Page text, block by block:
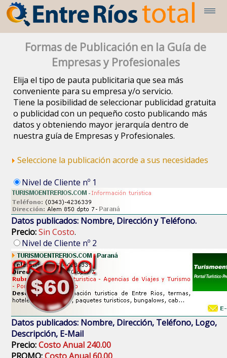
Formas de Publicación en la Guía de
Empresas y Profesionales
Elija el tipo de pauta publicitaria que sea más
conveniente para su empresa y/o servicio.
Tiene la posibilidad de seleccionar publicidad gratuita
o publicidad con un pequeño costo publicando más
datos y obteniendo mayor jerarquía dentro de
nuestra guía de Empresas y Profesionales.
Seleccione la publicación acorde a sus necesidades
Nivel de Cliente nº 1
Datos publicados: Nombre, Dirección y Teléfono.
Precio:Sin Costo.
Nivel de Cliente nº 2
Datos publicados: Nombre, Dirección, Teléfono, Logo,
Descripción, E-Mail
Precio:Costo Anual 240.00